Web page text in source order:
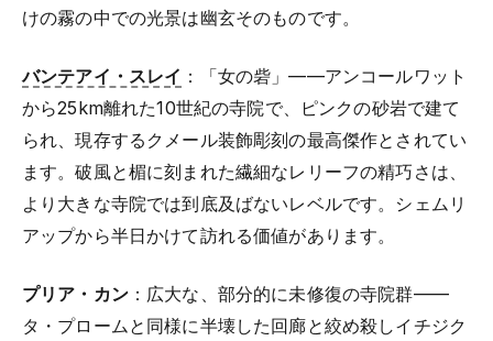
けの霧の中での光景は幽玄そのものです。
バンテアイ・スレイ ：「女の砦」——アンコールワット
から25km離れた10世紀の寺院で、ピンクの砂岩で建て
られ、現存するクメール装飾彫刻の最高傑作とされてい
ます。破風と楣に刻まれた繊細なレリーフの精巧さは、
より大きな寺院では到底及ばないレベルです。シェムリ
アップから半日かけて訪れる価値があります。
プリア・カン：広大な、部分的に未修復の寺院群——
タ・プロームと同様に半壊した回廊と絞め殺しイチジク